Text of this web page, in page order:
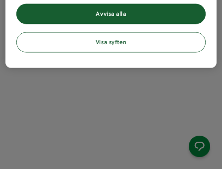
Avvisa alla
Visa syften